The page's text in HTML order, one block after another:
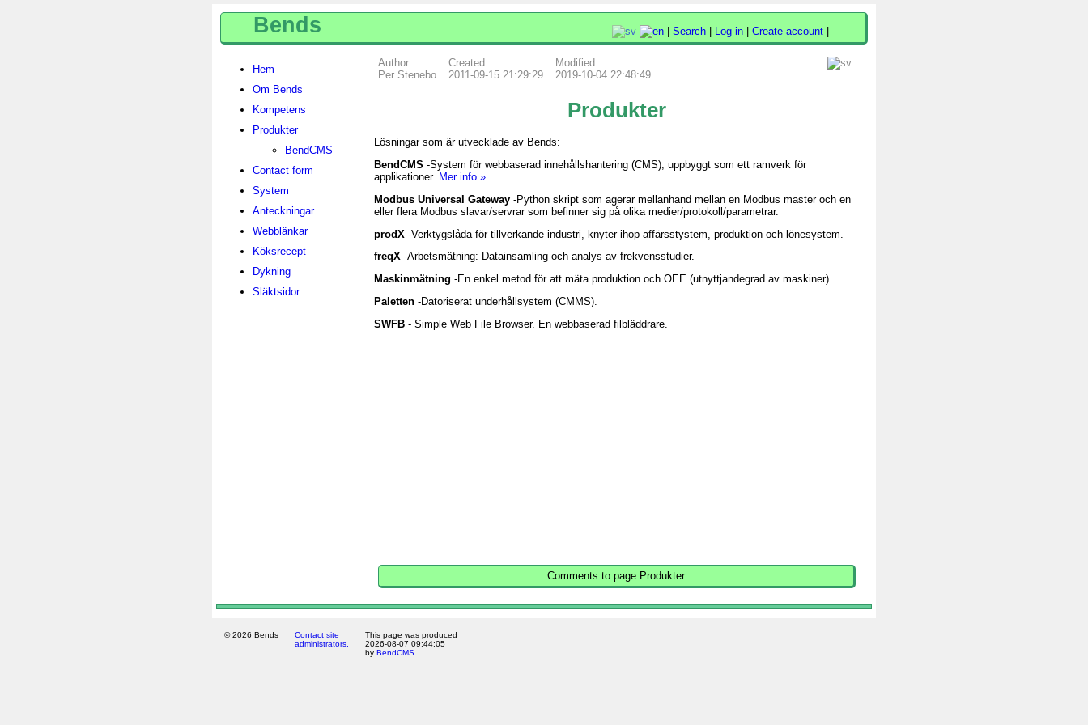
Bends Search Log in Create account
Hem
Om Bends
Kompetens
Produkter
BendCMS
Contact form
System
Anteckningar
Webblänkar
Köksrecept
Dykning
Släktsidor
Author:
Per Stenebo
Created:
2011-09-15 21:29:29
Modified:
2019-10-04 22:48:49
Produkter
Lösningar som är utvecklade av Bends:
BendCMS -System för webbaserad innehållshantering (CMS), uppbyggt som ett ramverk för
applikationer. Mer info »
Modbus Universal Gateway -Python skript som agerar mellanhand mellan en Modbus master och en
eller flera Modbus slavar/servrar som befinner sig på olika medier/protokoll/parametrar.
prodX -Verktygslåda för tillverkande industri, knyter ihop affärsstystem, produktion och lönesystem.
freqX -Arbetsmätning: Datainsamling och analys av frekvensstudier.
Maskinmätning -En enkel metod för att mäta produktion och OEE (utnyttjandegrad av maskiner).
Paletten -Datoriserat underhållsystem (CMMS).
SWFB - Simple Web File Browser. En webbaserad filbläddrare.
Comments to page Produkter
© 2026 Bends
Contact site
administrators.
This page was produced
2026-08-07 09:44:05
by BendCMS